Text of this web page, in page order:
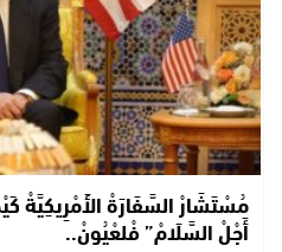
مُسْتَشَارْ السَّفَارَةْ الأَمْرِيكِيَّةْ
أَجْلْ السَّلَامْ” فْلعْيُونْ..